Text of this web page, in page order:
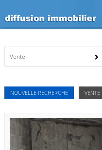
Vente
NOUVELLE RECHERCHE VENTE